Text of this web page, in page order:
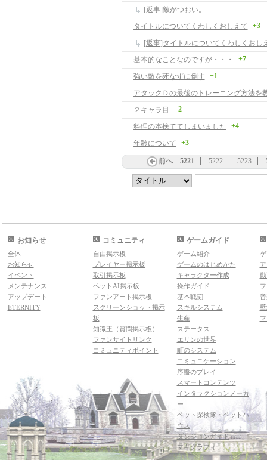
[返事]敵がつおい。
タイトルについてくわしくおしえて
+3
[返事]タイトルについてくわしくおし
基本的なことなのですが・・・
+7
強い敵を死なずに倒す +1
アタックＤの最後のトレーニング方法を
２キャラ目
+2
料理の本捨ててしまいました +4
年齢について +3
前へ 5221 5222 5223
お知らせ
全体
お知らせ
イベント
メンテナンス
アップデート
ETERNITY
コミュニティ
自由掲示板
プレイヤー掲示板
取引掲示板
ペットAI掲示板
ファンアート掲示板
スクリーンショット掲示
板
知識王（質問掲示板）
ファンサイトリンク
コミュニティポイント
ゲームガイド
ゲーム紹介
ゲームのはじめかた
キャラクター作成
操作ガイド
基本戦闘
スキルシステム
生産
ステータス
エリンの世界
町のシステム
コミュニケーション
序盤のプレイ
スマートコンテンツ
インタラクションメーカ
ー
ペット探検隊・ペットハ
ウス
ダンジョンガイド
マギグラフィ